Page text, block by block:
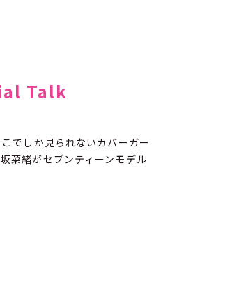
Talk
でしか見られないカバーガー
菜緒がセブンティーンモデル